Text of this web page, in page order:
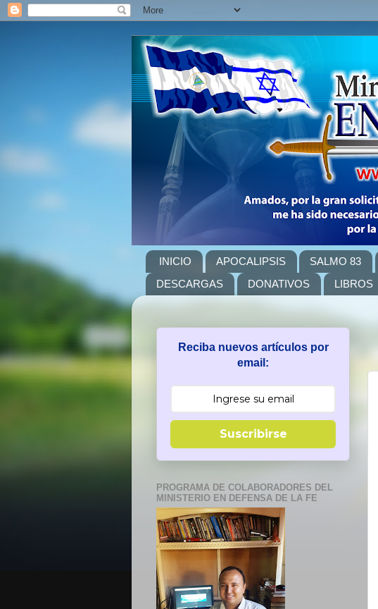
INICIO APOCALIPSIS SALMO 83
DESCARGAS
DONATIVOS LIBROS
Reciba nuevos artículos por
email:
Suscribirse
PROGRAMA DE COLABORADORES DEL
MINISTERIO EN DEFENSA DE LA FE